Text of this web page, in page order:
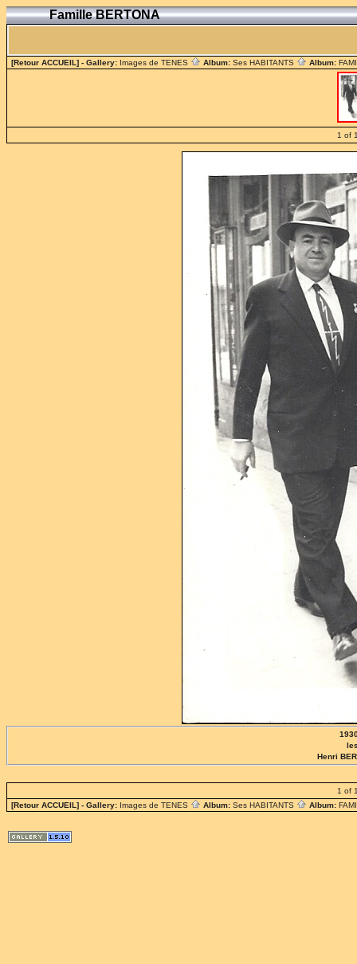
Famille BERTONA
[Retour ACCUEIL] - Gallery: Images de TENES Album: Ses HABITANTS Album:
1 of
Henri
1 of
[Retour ACCUEIL] - Gallery: Images de TENES Album: Ses HABITANTS Album: